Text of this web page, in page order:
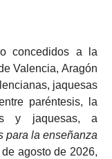
concedidos a la
Valencia, Aragón
jaquesas
paréntesis, la
y jaquesas, a
para la enseñanza
agosto de 2026,